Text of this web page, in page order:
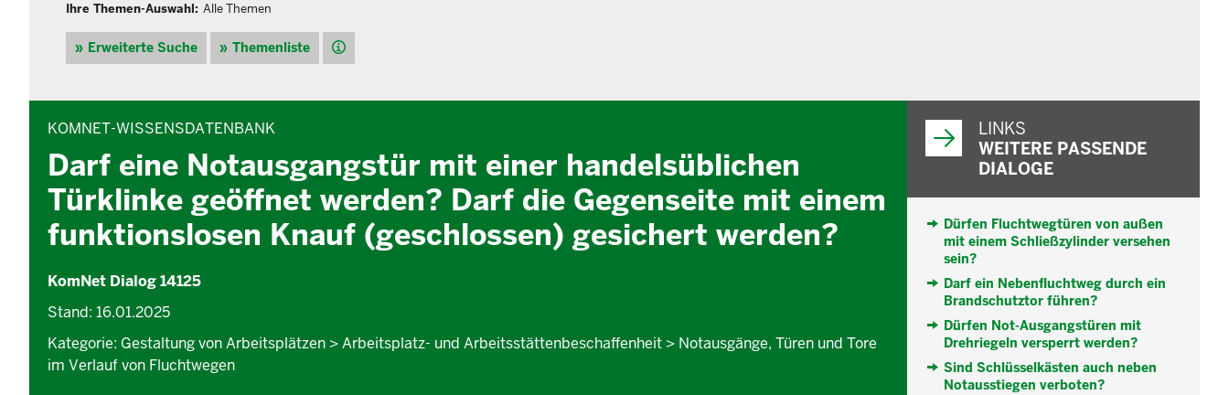
Ihre Themen-Auswahl: Alle Themen
Erweiterte Suche Themenliste Hilfe
KOMNET-WISSENSDATENBANK
Darf eine Notausgangstür mit einer handelsüblichen
Türklinke geöffnet werden? Darf die Gegenseite mit einem
funktionslosen Knauf (geschlossen) gesichert werden?
KomNet Dialog 14125
Stand: 16.01.2025
Kategorie: Gestaltung von Arbeitsplätzen > Arbeitsplatz- und Arbeitsstättenbeschaffenheit > Notausgänge, Türen und Tore
im Verlauf von Fluchtwegen
LINKS
WEITERE PASSENDE
DIALOGE
Dürfen Fluchtwegtüren von außen
mit einem Schließzylinder versehen
sein?
Darf ein Nebenfluchtweg durch ein
Brandschutztor führen?
Dürfen Not-Ausgangstüren mit
Drehriegeln versperrt werden?
Sind Schlüsselkästen auch neben
Notausstiegen verboten?